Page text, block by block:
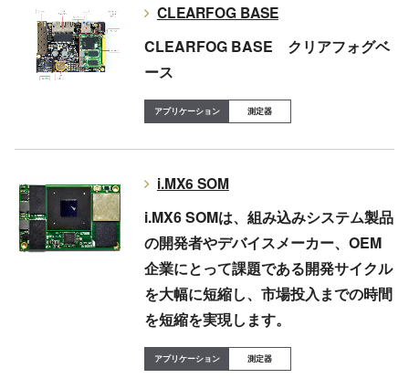
CLEARFOG BASE
CLEARFOG BASE クリアフォグベ
ース
測定器
i.MX6 SOM
i.MX6 SOMは、組み込みシステム製品
の開発者やデバイスメーカー、OEM
企業にとって課題である開発サイクル
を大幅に短縮し、市場投入までの時間
を短縮を実現します。
測定器